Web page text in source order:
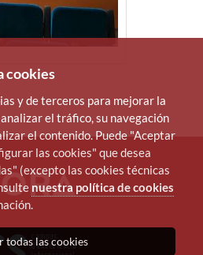
cookies
y de terceros para mejorar la
el tráfico, su navegación
el contenido. Puede "Aceptar
las cookies" que desea
(excepto las cookies técnicas
nuestra política de cookies
todas las cookies